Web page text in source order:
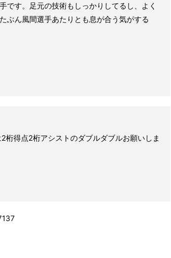
です。足元の技術もしっかりしてるし、よく
ぶん風間選手あたりとも息が合う気がする
得点2桁アシストのダブルダブルお願いしま